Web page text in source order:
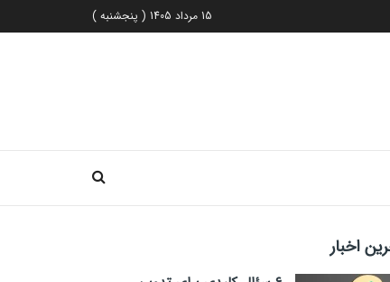
15 مرداد 1405 ( پنجشنبه )
اخبار